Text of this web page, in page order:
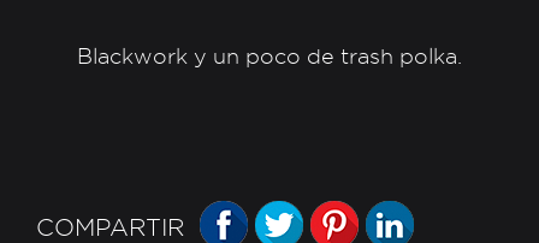
Blackwork y un poco de trash polka.
COMPARTIR
FACEBOOK
TWITTERPINTEREST